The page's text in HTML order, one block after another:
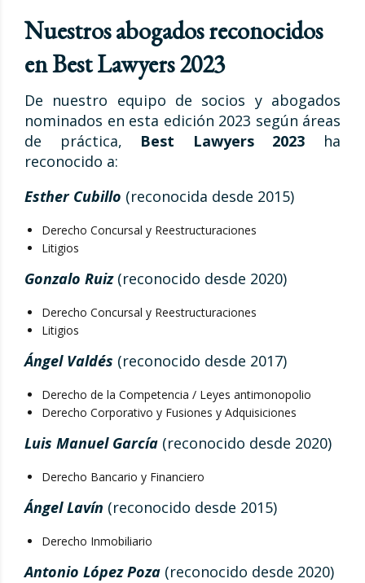
Nuestros abogados reconocidos
en Best Lawyers 2023
De nuestro equipo de socios y abogados
nominados en esta edición 2023 según áreas
de práctica, Best Lawyers 2023 ha
reconocido a:
Esther Cubillo (reconocida desde 2015)
Derecho Concursal y Reestructuraciones
Litigios
Gonzalo Ruiz(reconocido desde 2020)
Derecho Concursal y Reestructuraciones
Litigios
Ángel Valdés (reconocido desde 2017)
Derecho de la Competencia / Leyes antimonopolio
Derecho Corporativo y Fusiones y Adquisiciones
Luis Manuel García (reconocido desde 2020)
Derecho Bancario y Financiero
Ángel Lavín (reconocido desde 2015)
Derecho Inmobiliario
Antonio López Poza (reconocido desde 2020)